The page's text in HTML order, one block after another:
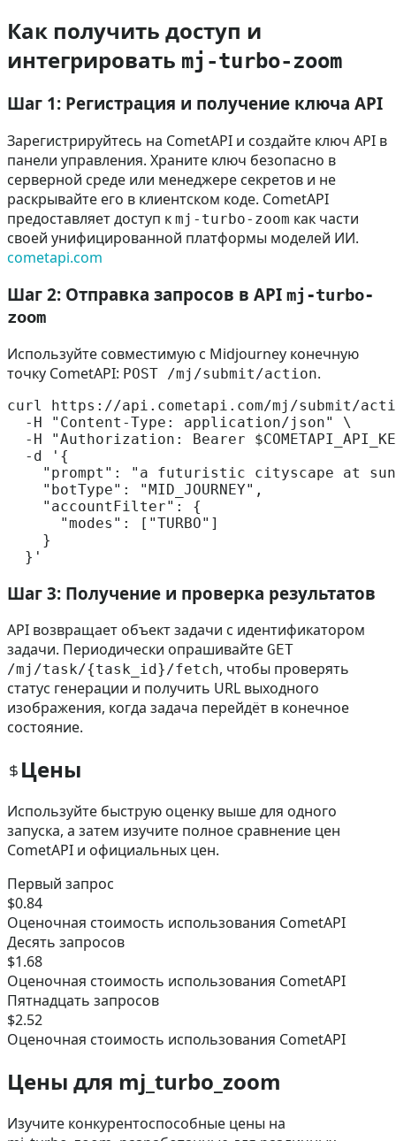
Как получить доступ и
интегрировать mj-turbo-zoom
Шаг 1: Регистрация и получение ключа API
Зарегистрируйтесь на CometAPI и создайте ключ API в
панели управления. Храните ключ безопасно в
серверной среде или менеджере секретов и не
раскрывайте его в клиентском коде. CometAPI
предоставляет доступ к mj-turbo-zoom как части
своей унифицированной платформы моделей ИИ.
cometapi.com
Шаг 2: Отправка запросов в API mj-turbo-
zoom
Используйте совместимую с Midjourney конечную
точку CometAPI: POST /mj/submit/action.
curl https://api.cometapi.com/mj/submit/
  -H
"Content-Type: application/json"
\
  -H
"Authorization: Bearer
  -d
'{
"prompt": "a futuristic cityscape at
    "botType": "MID_JOURNEY",
    "accountFilter": {
      "modes": ["TURBO"]
    }
  }'
Шаг 3: Получение и проверка результатов
API возвращает объект задачи с идентификатором
задачи. Периодически опрашивайте GET
/mj/task/{task_id}/fetch, чтобы проверять
статус генерации и получить URL выходного
изображения, когда задача перейдёт в конечное
состояние.
Цены
Используйте быструю оценку выше для одного
запуска, а затем изучите полное сравнение цен
CometAPI и официальных цен.
Первый запрос
$0.84
Оценочная стоимость использования CometAPI
Десять запросов
$1.68
Оценочная стоимость использования CometAPI
Пятнадцать запросов
$2.52
Оценочная стоимость использования CometAPI
Цены для mj_turbo_zoom
Изучите конкурентоспособные цены на